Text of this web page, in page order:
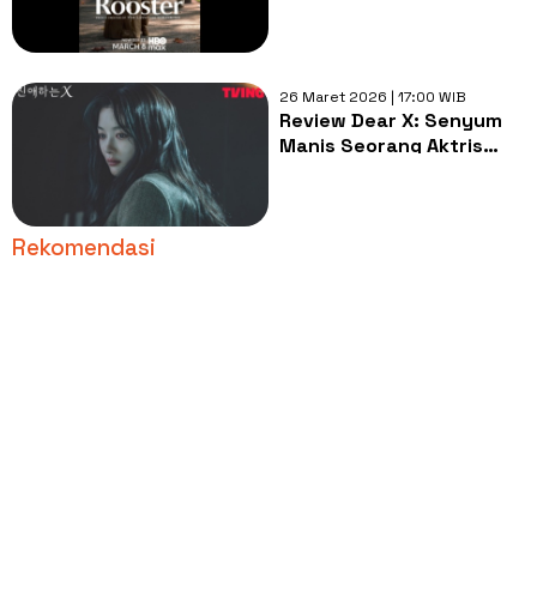
26 Maret 2026 | 17:00 WIB
Review Dear X: Senyum
Manis Seorang Aktris
Rekomendasi